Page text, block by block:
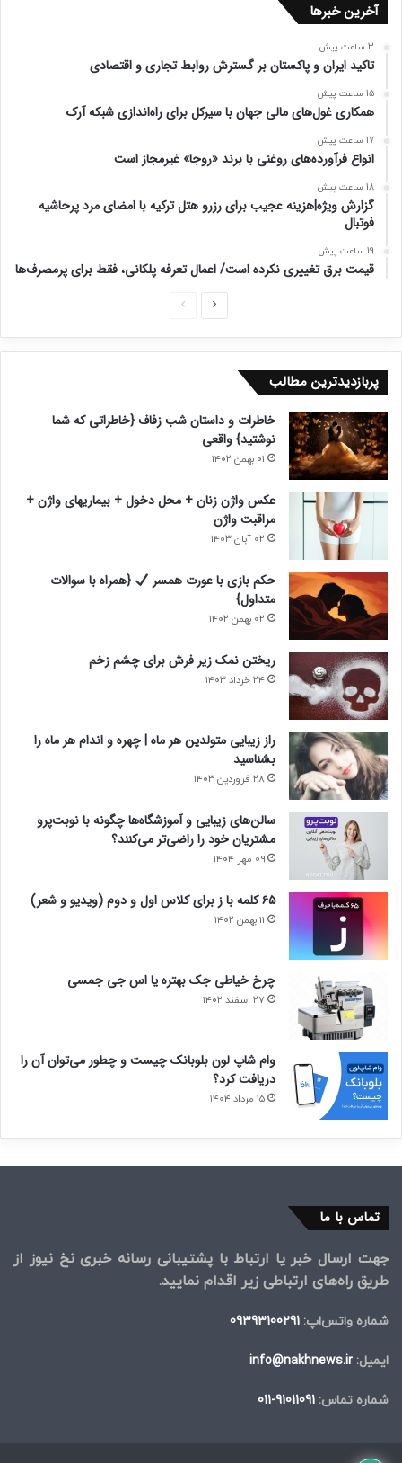
آخرین خبرها
3 ساعت پیش
تاکید ایران و پاکستان بر گسترش روابط تجاری و اقتصادی
15 ساعت پیش
همکاری غول‌های مالی جهان با سیرکل برای راه‌اندازی شبکه آرک
17 ساعت پیش
انواع فرآورده‌های روغنی با برند «روجا» غیرمجاز است
18 ساعت پیش
گزارش ویژه|هزینه‌ عجیب برای رزرو هتل ترکیه با امضای مرد پرحاشیه
فوتبال
19 ساعت پیش
قیمت برق تغییری نکرده است/ اعمال تعرفه پلکانی، فقط برای پرمصرف‌ها
ح
ح
د
پربازدیدترین مطالب
خاطرات و داستان شب زفاف {خاطراتی که شما
نوشتید} واقعی
۰۱ بهمن ۱۴۰۲
عکس واژن زنان + محل دخول + بیماریهای واژن +
مراقبت واژن
۰۲ آبان ۱۴۰۳
حکم بازی با عورت همسر
{همراه با سوالات
متداول}
۰۲ بهمن ۱۴۰۲
ریختن نمک زیر فرش برای چشم زخم
۲۴ خرداد ۱۴۰۳
راز زیبایی متولدین هر ماه | چهره و اندام هر ماه را
بشناسید
۲۸ فروردین ۱۴۰۳
سالن‌های زیبایی و آموزشگاه‌ها چگونه با نوبت‌پرو
مشتریان خود را راضی‌تر می‌کنند؟
۰۹ مهر ۱۴۰۴
۶۵ کلمه با ز برای کلاس اول و دوم (ویدیو و شعر)
۱۱ بهمن ۱۴۰۲
چرخ خیاطی جک بهتره یا اس جی جمسی
۲۷ اسفند ۱۴۰۲
وام شاپ لون بلوبانک چیست و چطور می‌توان آن را
دریافت کرد؟
۱۵ مرداد ۱۴۰۴
تماس با ما
جهت ارسال خبر یا ارتباط با پشتیبانی رسانه خبری نخ نیوز از
طریق راه‌های ارتباطی زیر اقدام نمایید.
شماره واتس‌اپ: 09393100291
ایمیل: info@nakhnews.ir
شماره تماس: 91011091-011